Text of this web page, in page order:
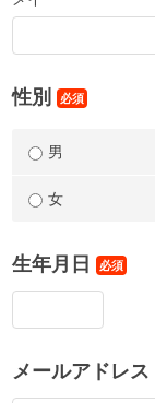
性別 必須
男
女
生年月日 必須
メールアドレス